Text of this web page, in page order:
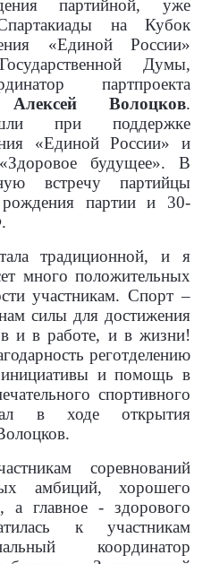
партийной, уже
на Кубок
«Единой России»
Думы,
партпроекта
Алексей Волоцков.
при поддержке
«Единой России» и
будущее». В
встречу партийцы
партии и 30-
традиционной, и я
много положительных
участникам. Спорт –
силы для достижения
и в работе, и в жизни!
реготделению
и помощь в
спортивного
в ходе открытия
соревнований
амбиций, хорошего
а главное - здорового
к участникам
координатор